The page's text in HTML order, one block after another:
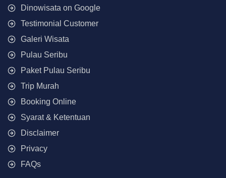
Dinowisata on Google
Testimonial Customer
Galeri Wisata
Pulau Seribu
Paket Pulau Seribu
Trip Murah
Booking Online
Syarat & Ketentuan
Disclaimer
Privacy
FAQs